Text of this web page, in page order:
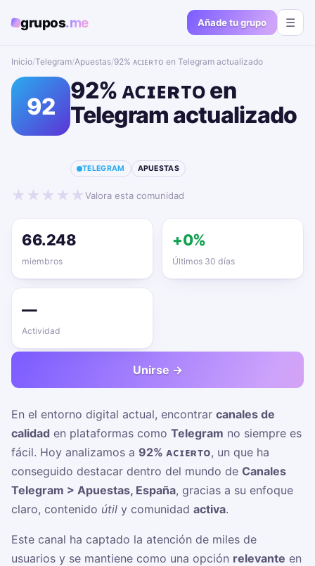
grupos.me Añade tu grupo ☰
Inicio/Telegram/Apuestas/92% ᴀᴄɪᴇʀᴛᴏ en Telegram actualizado📱🔥
92
92% ᴀᴄɪᴇʀᴛᴏ en
Telegram actualizado
TELEGRAM APUESTAS
★ ★ ★ ★ ★Valora esta comunidad
66.248
miembros
+0%
Últimos 30 días
—
Actividad
Unirse →
En el entorno digital actual, encontrar canales de
calidad en plataformas como Telegram no siempre es
fácil. Hoy analizamos a 92% ᴀᴄɪᴇʀᴛᴏ, un que ha
conseguido destacar dentro del mundo de Canales
Telegram > Apuestas, España, gracias a su enfoque
claro, contenido útil y comunidad activa.
Este canal ha captado la atención de miles de
usuarios y se mantiene como una opción relevante en